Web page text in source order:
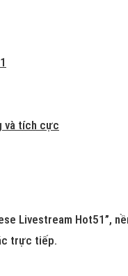
và tích cực
Livestream Hot51”,
trực tiếp.